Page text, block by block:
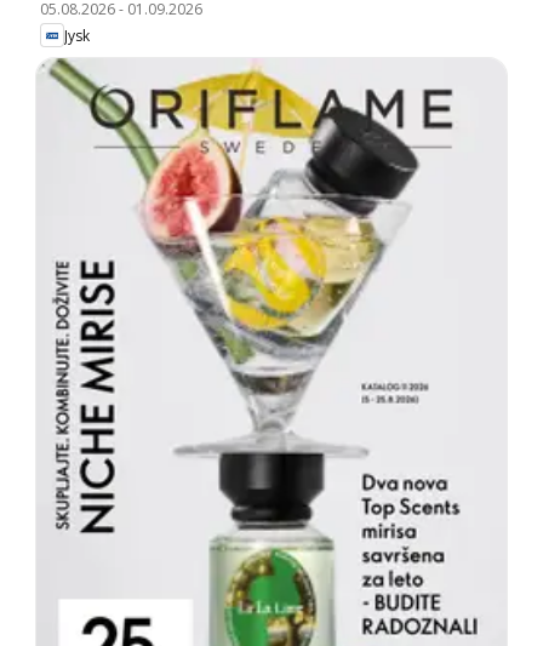
05.08.2026- 01.09.2026
Jysk